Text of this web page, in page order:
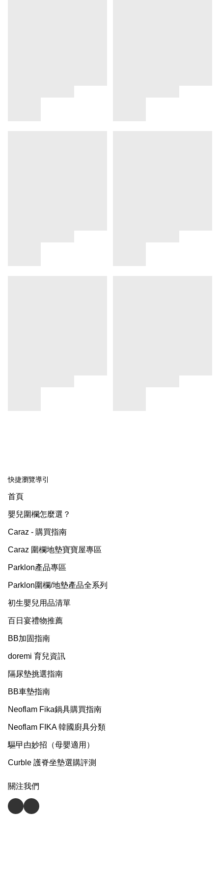
快捷瀏覽導引
首頁
嬰兒圍欄怎麼選？
Caraz - 購買指南
Caraz 圍欄地墊寶寶屋專區
Parklon產品專區
Parklon圍欄/地墊產品全系列
初生嬰兒用品清單
百日宴禮物推薦
BB加固指南
doremi 育兒資訊
隔尿墊挑選指南
BB車墊指南
Neoflam Fika鍋具購買指南
Neoflam FIKA 韓國廚具分類
驅曱甴妙招（母嬰適用）
Curble 護脊坐墊選購評測
關注我們